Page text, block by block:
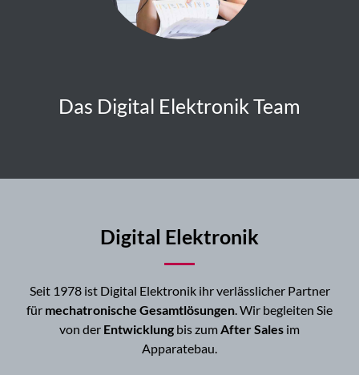
Das Digital Elektronik Team
Digital Elektronik
Seit 1978 ist Digital Elektronik ihr verlässlicher Partner
für mechatronische Gesamtlösungen. Wir begleiten Sie
von der Entwicklung bis zumAfter Sales im
Apparatebau.